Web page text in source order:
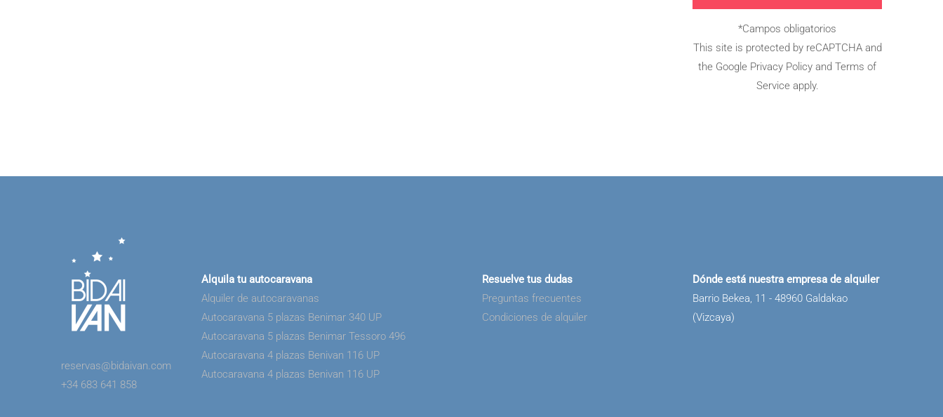
*Campos obligatorios
This site is protected by reCAPTCHA and
the Google Privacy Policy and Terms of
Serviceapply.
reservas@bidaivan.com
+34 683 641 858
Alquila tu autocaravana
Alquiler de autocaravanas
Autocaravana 5 plazas Benimar 340 UP
Autocaravana 5 plazas Benimar Tessoro 496
Autocaravana 4 plazas Benivan 116 UP
Autocaravana 4 plazas Benivan 116 UP
Resuelve tus dudas
Preguntas frecuentes
Condiciones de alquiler
Dónde está nuestra empresa de alquiler
Barrio Bekea, 11 - 48960 Galdakao
(Vizcaya)